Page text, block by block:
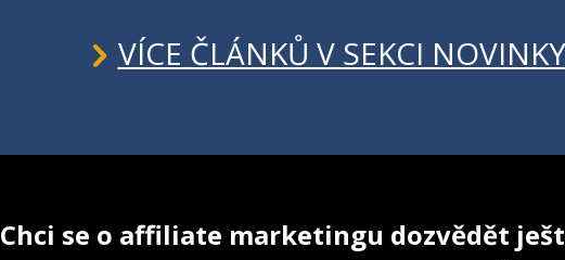
VÍCE ČLÁNKŮ V SEKCI NOVINKY
Chci se o affiliate marketingu dozvědět